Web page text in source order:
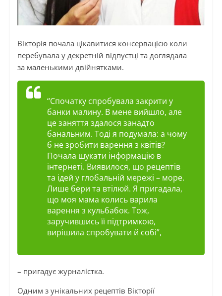
Вікторія почала цікавитися консервацією коли
перебувала у декретній відпустці та доглядала
за маленькими двійнятками.
“Спочатку спробувала закрити у
банки малину. В мене вийшло, але
це заняття здалося занадто
банальним. Тоді я подумала: а чому
б не зробити варення з квітів?
Почала шукати інформацію в
інтернеті. Виявилося, що рецептів
та ідей у глобальній мережі – море.
Лише бери та втілюй. Я пригадала,
що моя мама колись варила
варення з кульбабок. Тож,
заручившись її підтримкою,
вирішила спробувати й собі”,
– пригадує журналістка.
Одним з унікальних рецептів Вікторії